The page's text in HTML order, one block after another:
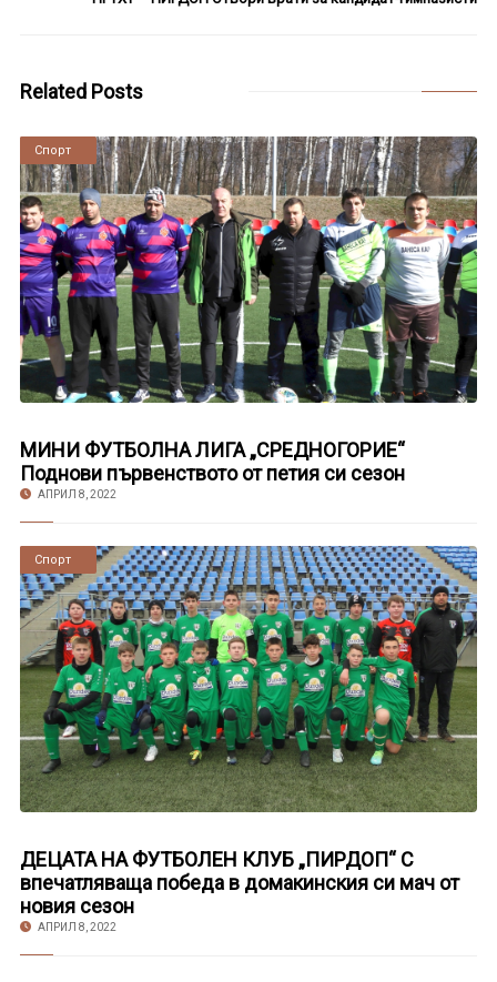
Related Posts
Новини
Спорт
МИНИ ФУТБОЛНА ЛИГА „СРЕДНОГОРИЕ“
Поднови първенството от петия си сезон
АПРИЛ 8, 2022
Новини
Спорт
ДЕЦАТА НА ФУТБОЛЕН КЛУБ „ПИРДОП“ С
впечатляваща победа в домакинския си мач от
новия сезон
АПРИЛ 8, 2022